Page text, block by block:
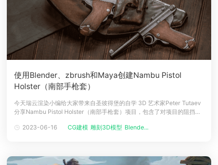
使用Blender、zbrush和Maya创建Nambu Pistol
Holster（南部手枪套）
今天瑞云渲染小编给大家带来自圣彼得堡的自学 3D 艺术家Peter Tutaev
分享Nambu Pistol Holster（南部手枪套）项目，包含了对项目的阻挡，
我是来自圣彼得堡的自学 3D 艺术家，目前在 Blacksteinn 工作。项目计
2023-06-16 CG建模 雕刻3D模型 Blende...